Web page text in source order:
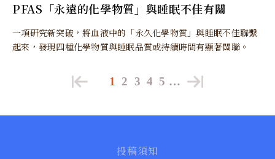
PFAS「永遠的化學物質」與睡眠不佳有關
一項研究新突破，將血液中的「永久化學物質」與睡眠不佳聯繫
起來，發現四種化學物質與睡眠品質或持續時間有顯著關聯。
1 2 3 4 5 …
投稿須知